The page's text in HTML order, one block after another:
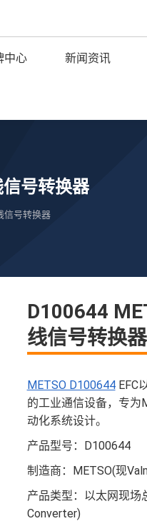
中心 新闻资讯
号转换器
信号转换器
D100644
线信号转换器
METSO D100644EFC
的工业通信设备，专为
动化系统设计。
产品型号：D100644
制造商：METSO(现
产品类型：以太网现场
Converter)